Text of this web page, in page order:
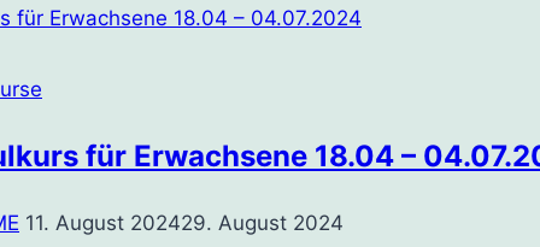
20.03.2025
für Erwachsene 18.04 –
11. August 202429. August 2024